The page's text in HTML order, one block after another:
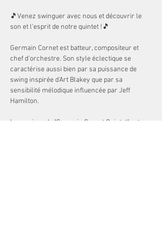
🎵Venez swinguer avec nous et découvrir le
son et l'esprit de notre quintet !🎵
Germain Cornet est batteur, compositeur et
chef d'orchestre. Son style éclectique se
caractérise aussi bien par sa puissance de
swing inspirée d'Art Blakey que par sa
sensibilité mélodique influencée par Jeff
Hamilton.
La musique du "Germain Cornet Quintet" est